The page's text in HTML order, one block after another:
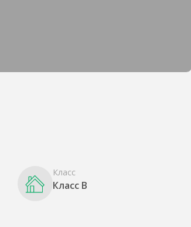
Класс
Класс B